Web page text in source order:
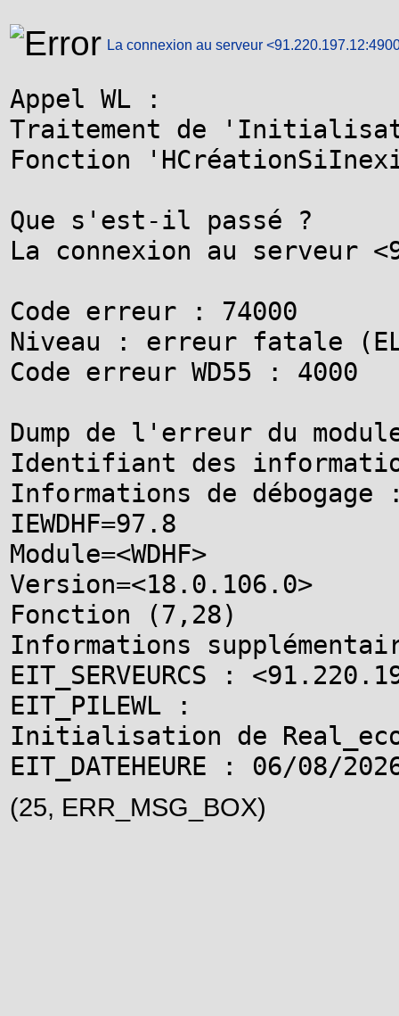
La connexion au serveur
Appel WL :
Traitement de
Fonction
Que s'est-il passé ?
La connexion au serveur
Code erreur : 74000
Niveau : erreur fatale
Code erreur WD55 : 4000
Dump de l'erreur du
Identifiant des
Informations de débogage
IEWDHF=97.8
Module=<WDHF>
Version=<18.0.106.0>
Fonction (7,28)
Informations
EIT_SERVEURCS :
EIT_PILEWL :
Initialisation de
EIT_DATEHEURE : 06/08/
(25, ERR_MSG_BOX)